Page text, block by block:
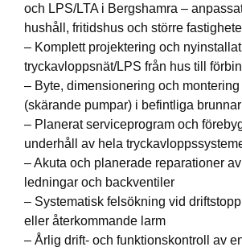
och LPS/LTA i Bergshamra –
hushåll, fritidshus och större
– Komplett projektering och
tryckavloppsnät/LPS från hus till
– Byte, dimensionering och montering
(skärande pumpar) i befintliga brunnar
– Planerat serviceprogram och
underhåll av hela
– Akuta och planerade reparationer
ledningar och backventiler
– Systematisk felsökning vid
eller återkommande larm
– Årlig drift- och funktionskontroll av